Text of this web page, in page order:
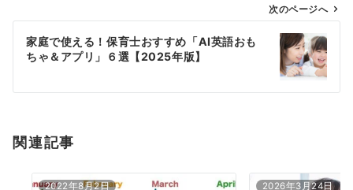
ン
次のページへ
家庭で使える！保育士おすすめ「AI英語おも
ちゃ＆アプリ」６選【2025年版】
関連記事
2022年8月2日 2026年3月24日